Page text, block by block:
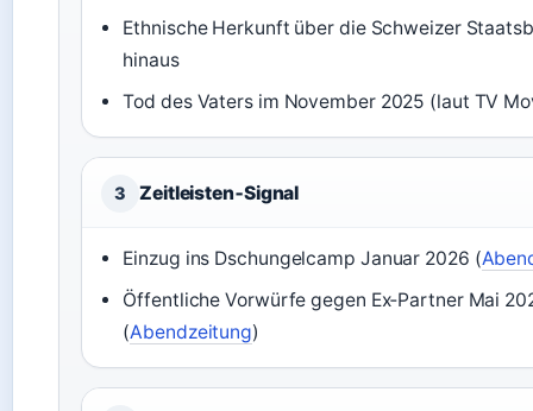
Ethnische Herkunft über die Schweizer
hinaus
Tod des Vaters im November 2025 (laut TV
3 Zeitleisten‑Signal
Einzug ins Dschungelcamp Januar 2026 (
Öffentliche Vorwürfe gegen Ex‑Partner Mai
(Abendzeitung)